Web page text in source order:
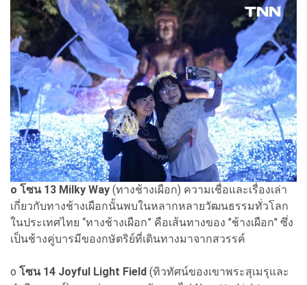
o โซน 13 Milky Way (ทางช้างเผือก) ความเชื่อและเรื่องเล่า
เกี่ยวกับทางช้างเผือกนั้นพบในหลากหลายวัฒนธรรมทั่วโลก
ในประเทศไทย “ทางช้างเผือก” คือเส้นทางของ "ช้างเผือก" ซึ่ง
เป็นช้างคู่บารมีของกษัตริย์ที่เดินทางมาจากสวรรค์
o โซน 14 Joyful Light Field (ทิวทัศน์ของเขาพระสุเมรุและ